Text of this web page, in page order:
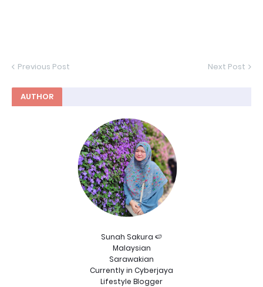
Previous Post Next Post
AUTHOR
Sunah Sakura 🍉
Malaysian
Sarawakian
Currently in Cyberjaya
Lifestyle Blogger